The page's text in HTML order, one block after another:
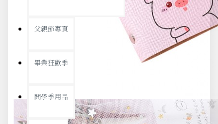
父親節專頁
畢業狂歡季
開學季用品